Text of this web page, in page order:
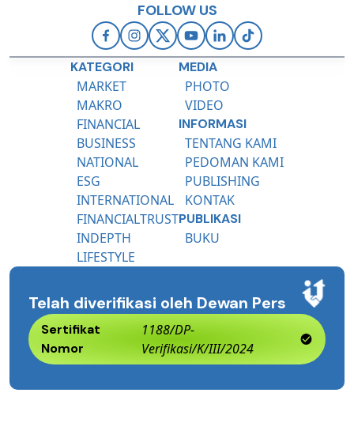
FOLLOW US
KATEGORI
MARKET
MAKRO
FINANCIAL
BUSINESS
NATIONAL
ESG
INTERNATIONAL
FINANCIALTRUST
INDEPTH
LIFESTYLE
MEDIA
PHOTO
VIDEO
INFORMASI
TENTANG KAMI
PEDOMAN KAMI
PUBLISHING
KONTAK
PUBLIKASI
BUKU
Telah diverifikasi oleh Dewan Pers
Sertifikat
Nomor
1188/DP-
Verifikasi/K/III/2024